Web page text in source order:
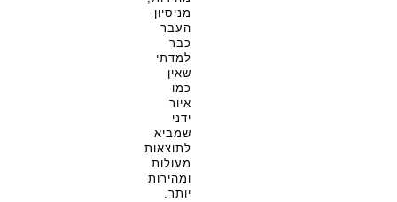
מניסיון
העבר
כבר
למדתי
שאין
כמו
איור
ידני
שמביא
לתוצאות
מעולות
ומהירות
יותר.